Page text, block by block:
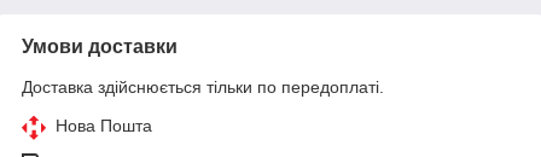
Умови доставки
Доставка здійснюється тільки по передоплаті.
Нова Пошта